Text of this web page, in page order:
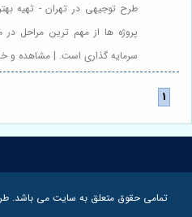
طرح توجیهی در تهران - تهیه
پروژه ها از مهم ترین مراحل
سرمایه گذاری است. | مشاهده و
تمامی حقوق متعلق به سایت می باشد.